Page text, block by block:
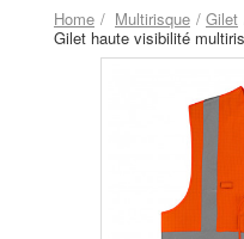
Home Multirisque
Gilet
Gilet haute visibilité